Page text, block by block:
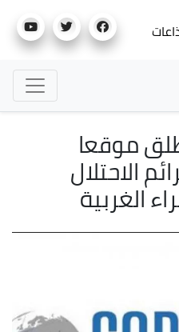
موقعا
الاحتلال
الغربية